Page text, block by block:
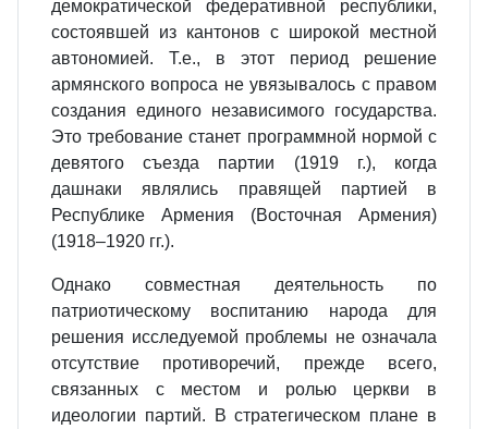
демократической федеративной республики,
состоявшей из кантонов с широкой местной
автономией. Т.е., в этот период решение
армянского вопроса не увязывалось с правом
создания единого независимого государства.
Это требование станет программной нормой с
девятого съезда партии (1919 г.), когда
дашнаки являлись правящей партией в
Республике Армения (Восточная Армения)
(1918–1920 гг.).
Однако совместная деятельность по
патриотическому воспитанию народа для
решения исследуемой проблемы не означала
отсутствие противоречий, прежде всего,
связанных с местом и ролью церкви в
идеологии партий. В стратегическом плане в